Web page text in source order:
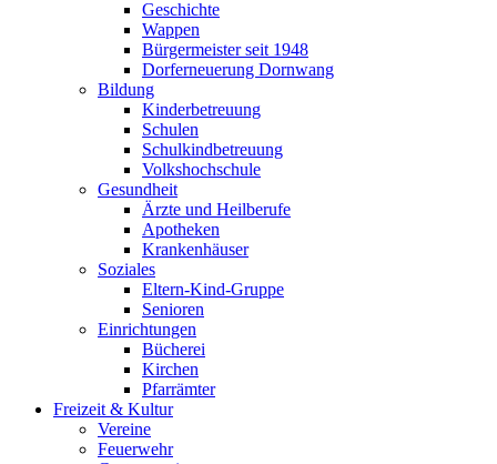
Geschichte
Wappen
Bürgermeister seit 1948
Dorferneuerung Dornwang
Bildung
Kinderbetreuung
Schulen
Schulkindbetreuung
Volkshochschule
Gesundheit
Ärzte und Heilberufe
Apotheken
Krankenhäuser
Soziales
Eltern-Kind-Gruppe
Senioren
Einrichtungen
Bücherei
Kirchen
Pfarrämter
Freizeit & Kultur
Vereine
Feuerwehr